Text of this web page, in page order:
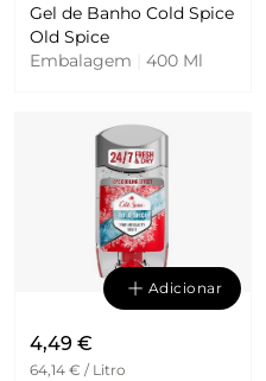
Gel de Banho Cold Spice
Old Spice
Embalagem
400 Ml
Adicionar
4,49 €
64,14 € / Litro